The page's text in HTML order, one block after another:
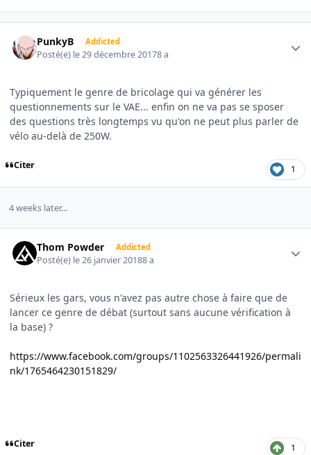
PunkyB Addicted
Posté(e) le 29 décembre 20178 a
Typiquement le genre de bricolage qui va générer les
questionnements sur le VAE... enfin on ne va pas se sposer
des questions très longtemps vu qu'on ne peut plus parler de
vélo au-delà de 250W.
Citer 1
4 weeks later...
Thom Powder Addicted
Posté(e) le 26 janvier 20188 a
Sérieux les gars, vous n'avez pas autre chose à faire que de
lancer ce genre de débat (surtout sans aucune vérification à
la base) ?
https://www.facebook.com/groups/1102563326441926/permali
nk/1765464230151829/
Citer 1